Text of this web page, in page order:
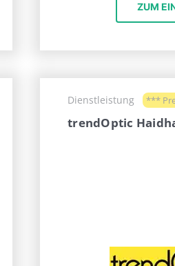
ZUM
Dienstleistung ***
trendOptic